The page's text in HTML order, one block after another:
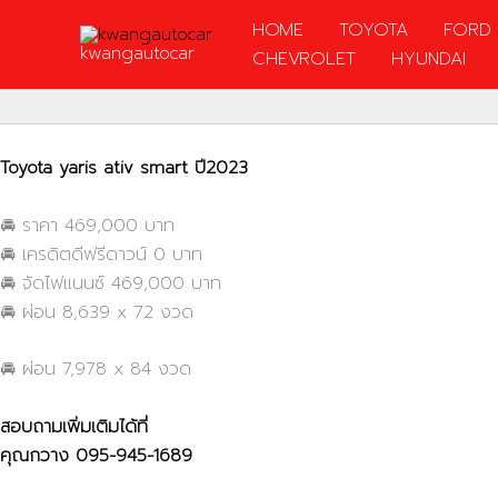
kwangautocar
HOME TOYOTA FORD
CHEVROLET
HYUNDAI
Toyota yaris ativ smart ปี2023
🚘 ราคา 469,000 บาท
🚘 เครดิตดีฟรีดาวน์ 0 บาท
🚘 จัดไฟแนนซ์ 469,000 บาท
🚘 ผ่อน 8,639 x 72 งวด
🚘 ผ่อน 7,978 x 84 งวด
สอบถามเพิ่มเติมได้ที่
คุณกวาง 095-945-1689